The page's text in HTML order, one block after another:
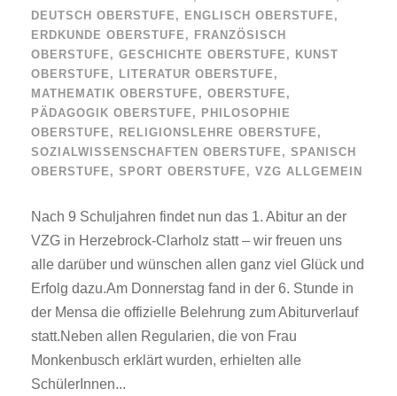
DEUTSCH OBERSTUFE , ENGLISCH OBERSTUFE ,
ERDKUNDE OBERSTUFE , FRANZÖSISCH
OBERSTUFE , GESCHICHTE OBERSTUFE , KUNST
OBERSTUFE , LITERATUR OBERSTUFE ,
MATHEMATIK OBERSTUFE , OBERSTUFE ,
PÄDAGOGIK OBERSTUFE , PHILOSOPHIE
OBERSTUFE , RELIGIONSLEHRE OBERSTUFE ,
SOZIALWISSENSCHAFTEN OBERSTUFE , SPANISCH
OBERSTUFE , SPORT OBERSTUFE , VZG ALLGEMEIN
Nach 9 Schuljahren findet nun das 1. Abitur an der
VZG in Herzebrock-Clarholz statt – wir freuen uns
alle darüber und wünschen allen ganz viel Glück und
Erfolg dazu.Am Donnerstag fand in der 6. Stunde in
der Mensa die offizielle Belehrung zum Abiturverlauf
statt.Neben allen Regularien, die von Frau
Monkenbusch erklärt wurden, erhielten alle
SchülerInnen...